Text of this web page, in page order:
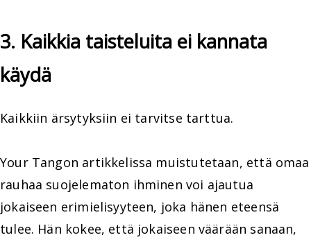
3. Kaikkia taisteluita ei kannata
käydä
Kaikkiin ärsytyksiin ei tarvitse tarttua.
Your Tangon artikkelissa muistutetaan, että omaa
rauhaa suojelematon ihminen voi ajautua
jokaiseen erimielisyyteen, joka hänen eteensä
tulee. Hän kokee, että jokaiseen väärään sanaan,